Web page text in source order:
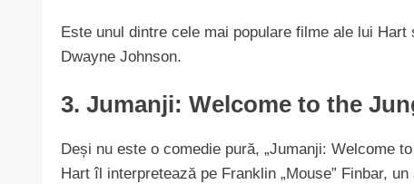
Este unul dintre cele mai populare filme ale lui
Dwayne Johnson.
3. Jumanji: Welcome to the
Deși nu este o comedie pură, „Jumanji: Welcome
Hart îl interpretează pe Franklin „Mouse” Finbar,